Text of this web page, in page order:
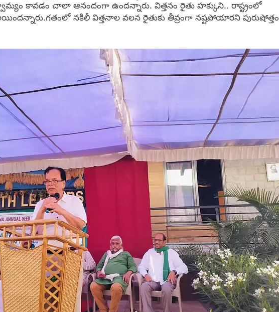
కావడం చాలా ఆనందంగా ఉందన్నారు. విత్తనం రైతు హక్కుని.. రాష్ట్రంలో
నకిలీ విత్తనాల వలన రైతుకు తీవ్రంగా నష్టపోయారని పురుషోత్తం